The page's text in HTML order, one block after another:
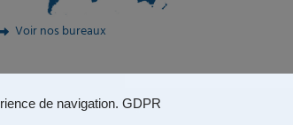
de navigation. GDPR
Voir nos bureaux
|Condition d’utilisation